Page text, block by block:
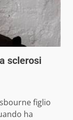
sclerosi
figlio
ha